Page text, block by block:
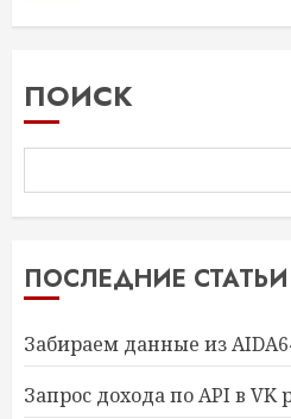
ПОИСК
ПОСЛЕДНИЕ СТАТЬИ
Забираем данные из
Запрос дохода по API в VK